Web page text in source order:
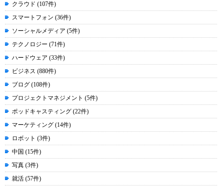
クラウド (107件)
スマートフォン (36件)
ソーシャルメディア (5件)
テクノロジー (71件)
ハードウェア (33件)
ビジネス (880件)
ブログ (108件)
プロジェクトマネジメント (5件)
ポッドキャスティング (22件)
マーケティング (14件)
ロボット (3件)
中国 (15件)
写真 (3件)
就活 (57件)